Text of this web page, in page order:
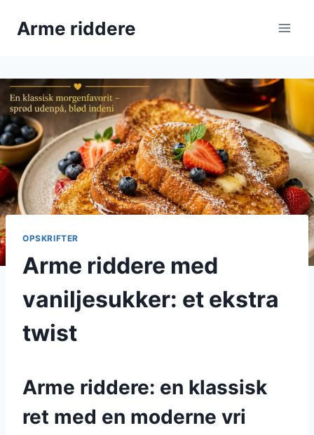
Arme riddere
OPSKRIFTER
Arme riddere med
vaniljesukker: et ekstra
twist
Arme riddere: en klassisk
ret med en moderne vri